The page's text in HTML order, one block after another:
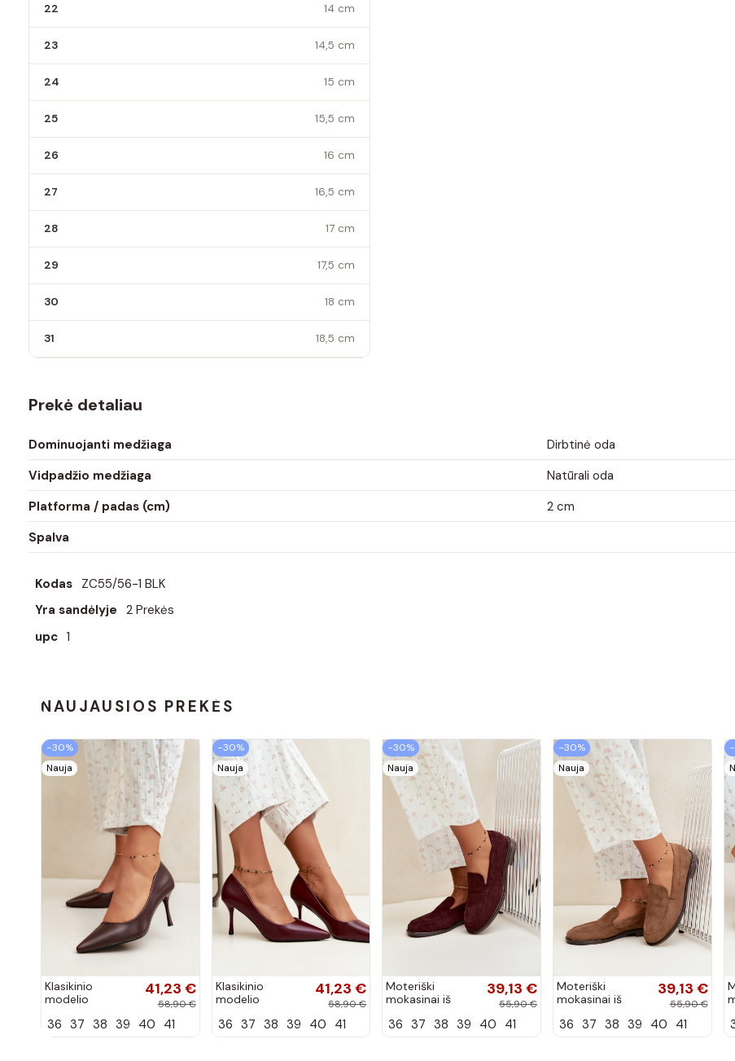
22 14 cm
23 14,5 cm
24 15 cm
25 15,5 cm
26 16 cm
27 16,5 cm
28 17 cm
29 17,5 cm
30 18 cm
31 18,5 cm
Prekė detaliau
Dominuojanti medžiaga
Dirbtinė oda
Vidpadžio medžiaga
Natūrali oda
Platforma / padas (cm)
2 cm
Spalva
Kodas
ZC55/56-1 BLK
Yra sandėlyje 2 Prekės
upc 1
NAUJAUSIOS PREKĖS
−30%
Nauja
Klasikinio
modelio
bateliai iš
41,23 €
58,90 €
36 37 38 39 40 41
−30%
Nauja
Klasikinio
modelio
bateliai iš
41,23 €
58,90 €
36 37 38 39 40 41
−30%
Nauja
Moteriški
mokasinai iš
zomšos, bordo
39,13 €
55,90 €
36 37 38 39 40 41
−30%
Nauja
Moteriški
mokasinai iš
zomšos, rudos
39,13 €
55,90 €
36 37 38 39 40 41